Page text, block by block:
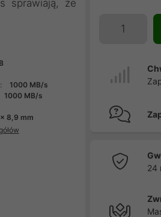
sprawiają, że
1000 MB/s
1000 MB/s
8,9 mm
24